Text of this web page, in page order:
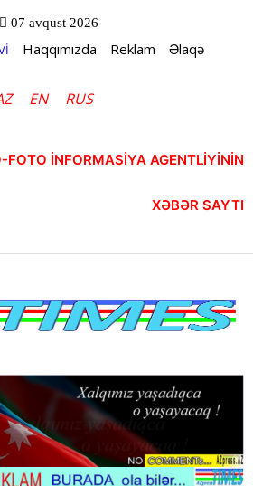
07 avqust 2026
Haqqımızda Reklam Əlaqə
EN RUS
İNFORMASİYA AGENTLİYİNİN
XƏBƏR SAYTI